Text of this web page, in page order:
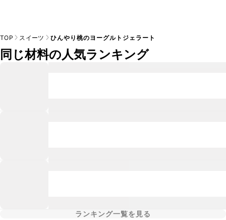
TOP スイーツ ひんやり桃のヨーグルトジェラート
同じ材料の人気ランキング
ランキング一覧を見る